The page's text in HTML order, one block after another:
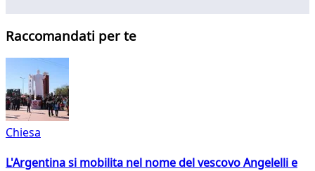
Raccomandati per te
Chiesa
L'Argentina si mobilita nel nome del vescovo Angelelli e